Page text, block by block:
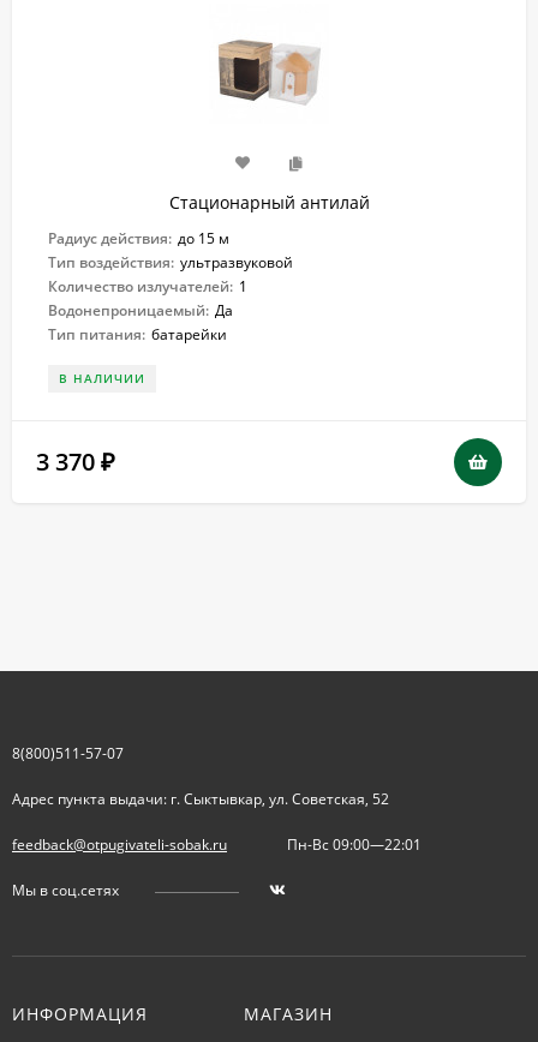
Стационарный антилай
Радиус действия: до 15 м
Тип воздействия: ультразвуковой
Количество излучателей: 1
Водонепроницаемый: Да
Тип питания: батарейки
В НАЛИЧИИ
3 370 ₽
8(800)511-57-07
Адрес пункта выдачи: г. Сыктывкар, ул. Советская, 52
feedback@otpugivateli-sobak.ru Пн-Вс 09:00—22:01
Мы в соц.сетях
ИНФОРМАЦИЯ МАГАЗИН